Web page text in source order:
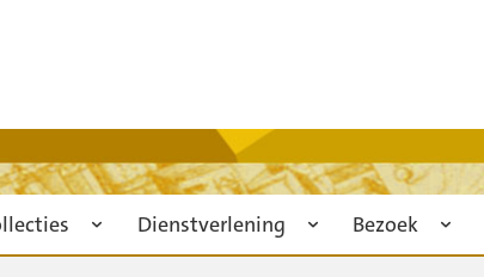
Dienstverlening Bezoek